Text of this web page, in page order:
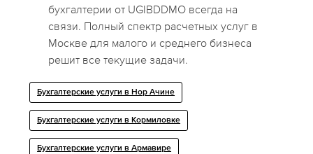
бухгалтерии от UGIBDDMO всегда на
связи. Полный спектр расчетных услуг в
Москве для малого и среднего бизнеса
решит все текущие задачи.
Бухгалтерские услуги в Нор Ачине
Бухгалтерские услуги в Кормиловке
Бухгалтерские услуги в Армавире